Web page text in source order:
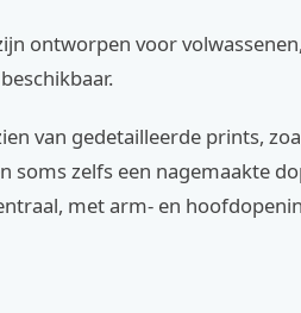
ontworpen voor
van gedetailleerde prints,
soms zelfs een nagemaakte
met arm- en